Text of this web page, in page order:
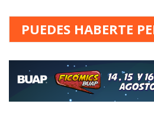
PUEDES HABERTE